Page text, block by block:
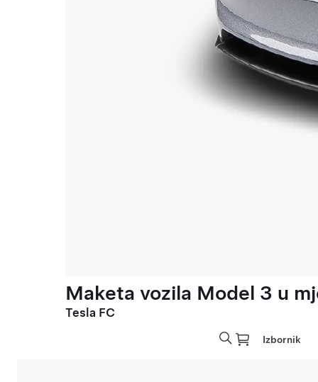
Maketa vozila Model 3 u
Tesla FC
Izbornik